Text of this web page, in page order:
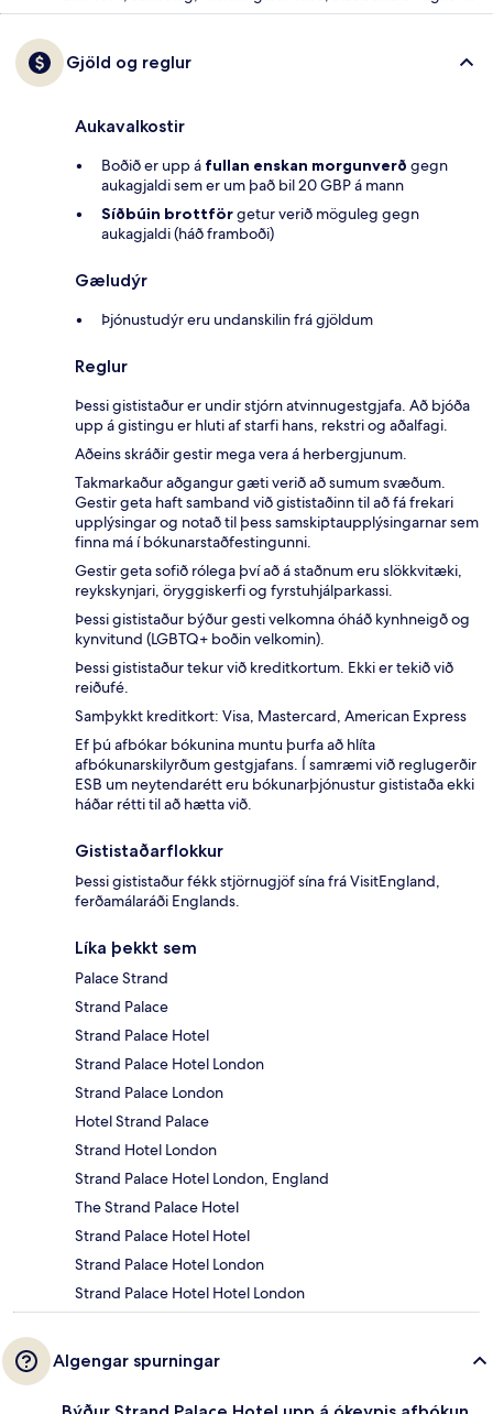
Gjöld og reglur
Aukavalkostir
Boðið er upp á fullan enskan morgunverð gegn
aukagjaldi sem er um það bil 20 GBP á mann
Síðbúin brottförgetur verið möguleg gegn
aukagjaldi (háð framboði)
Gæludýr
Þjónustudýr eru undanskilin frá gjöldum
Reglur
Þessi gististaður er undir stjórn atvinnugestgjafa. Að bjóða
upp á gistingu er hluti af starfi hans, rekstri og aðalfagi.
Aðeins skráðir gestir mega vera á herbergjunum.
Takmarkaður aðgangur gæti verið að sumum svæðum.
Gestir geta haft samband við gististaðinn til að fá frekari
upplýsingar og notað til þess samskiptaupplýsingarnar sem
finna má í bókunarstaðfestingunni.
Gestir geta sofið rólega því að á staðnum eru slökkvitæki,
reykskynjari, öryggiskerfi og fyrstuhjálparkassi.
Þessi gististaður býður gesti velkomna óháð kynhneigð og
kynvitund (LGBTQ+ boðin velkomin).
Þessi gististaður tekur við kreditkortum. Ekki er tekið við
reiðufé.
Samþykkt kreditkort: Visa, Mastercard, American Express
Ef þú afbókar bókunina muntu þurfa að hlíta
afbókunarskilyrðum gestgjafans. Í samræmi við reglugerðir
ESB um neytendarétt eru bókunarþjónustur gististaða ekki
háðar rétti til að hætta við.
Gististaðarflokkur
Þessi gististaður fékk stjörnugjöf sína frá VisitEngland,
ferðamálaráði Englands.
Líka þekkt sem
Palace Strand
Strand Palace
Strand Palace Hotel
Strand Palace Hotel London
Strand Palace London
Hotel Strand Palace
Strand Hotel London
Strand Palace Hotel London, England
The Strand Palace Hotel
Strand Palace Hotel Hotel
Strand Palace Hotel London
Strand Palace Hotel Hotel London
Algengar spurningar